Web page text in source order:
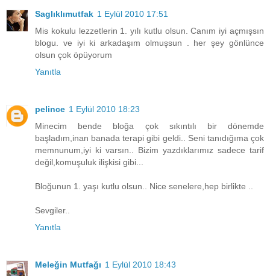
Saglıklımutfak 1 Eylül 2010 17:51
Mis kokulu lezzetlerin 1. yılı kutlu olsun. Canım iyi açmışsın
blogu. ve iyi ki arkadaşım olmuşsun . her şey gönlünce
olsun çok öpüyorum
Yanıtla
pelince 1 Eylül 2010 18:23
Minecim bende bloğa çok sıkıntılı bir dönemde
başladım,inan banada terapi gibi geldi.. Seni tanıdığıma çok
memnunum,iyi ki varsın.. Bizim yazdıklarımız sadece tarif
değil,komuşuluk ilişkisi gibi...
Bloğunun 1. yaşı kutlu olsun.. Nice senelere,hep birlikte ..
Sevgiler..
Yanıtla
Meleğin Mutfağı 1 Eylül 2010 18:43